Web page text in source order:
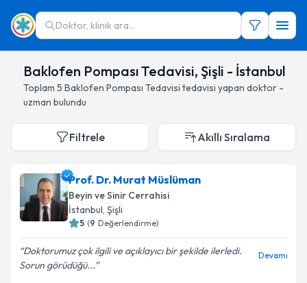
Doktor, klinik ara...
Baklofen Pompası Tedavisi, Şişli - İstanbul
Toplam 5 Baklofen Pompası Tedavisi tedavisi yapan doktor -
uzman bulundu
Filtrele Akıllı Sıralama
Prof. Dr. Murat Müslüman
Beyin ve Sinir Cerrahisi
İstanbul, Şişli
5 (9 Değerlendirme)
Doktorumuz çok ilgili ve açıklayıcı bir şekilde ilerledi.
Sorun görüdüğü...
Devamı